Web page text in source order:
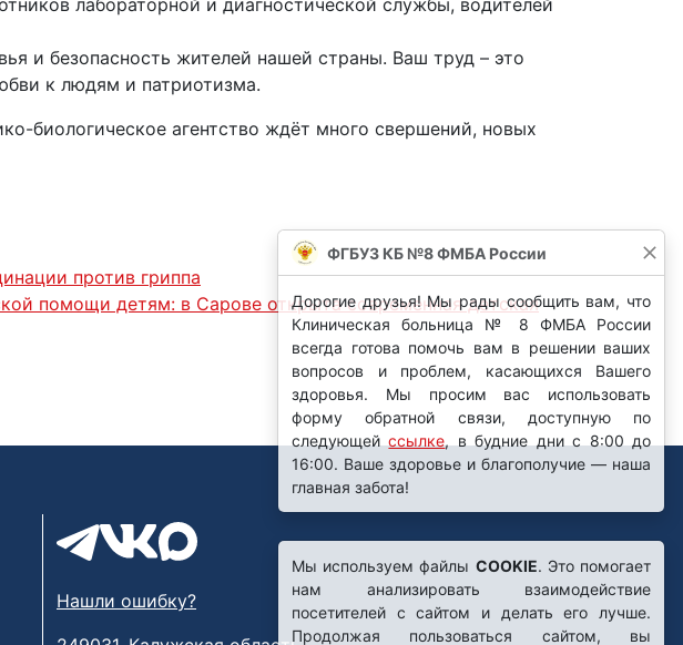
и безопасность жителей нашей страны. Ваш труд – это
к людям и патриотизма.
биологическое агентство ждёт много свершений, новых
против гриппа
помощи детям: в Сарове открыта современная детская
Нашли ошибку?
ФГБУЗ КБ №8 ФМБА России
Дорогие друзья! Мы рады сообщить вам, что
Клиническая больница № 8 ФМБА России
всегда готова помочь вам в решении ваших
вопросов и проблем, касающихся Вашего
здоровья. Мы просим вас использовать
форму обратной связи, доступную по
следующейссылке, в будние дни с 8:00 до
16:00. Ваше здоровье и благополучие — наша
главная забота!
Мы используем файлы COOKIE. Это помогает
нам анализировать взаимодействие
посетителей с сайтом и делать его лучше.
Продолжая пользоваться сайтом, вы